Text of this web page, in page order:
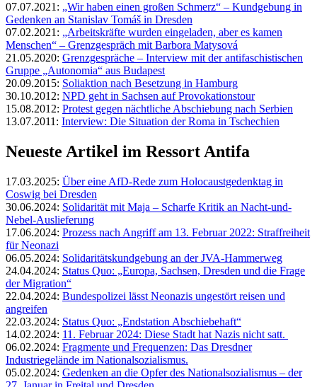
07.07.2021: „Wir haben einen großen Schmerz“ – Kundgebung in
Gedenken an Stanislav Tomáš in Dresden
07.02.2021: „Arbeitskräfte wurden eingeladen, aber es kamen
Menschen“ – Grenzgespräch mit Barbora Matysová
21.05.2020: Grenzgespräche – Interview mit der antifaschistischen
Gruppe „Autonomia“ aus Budapest
20.09.2015: Soliaktion nach Besetzung in Hamburg
30.10.2012: NPD geht in Sachsen auf Provokationstour
15.08.2012: Protest gegen nächtliche Abschiebung nach Serbien
13.07.2011: Interview: Die Situation der Roma in Tschechien
Neueste Artikel im Ressort Antifa
17.03.2025: Über eine AfD-Rede zum Holocaustgedenktag in
Coswig bei Dresden
30.06.2024: Solidarität mit Maja – Scharfe Kritik an Nacht-und-
Nebel-Auslieferung
17.06.2024: Prozess nach Angriff am 13. Februar 2022: Straffreiheit
für Neonazi
06.05.2024: Solidaritätskundgebung an der JVA-Hammerweg
24.04.2024: Status Quo: „Europa, Sachsen, Dresden und die Frage
der Migration“
22.04.2024: Bundespolizei lässt Neonazis ungestört reisen und
angreifen
22.03.2024: Status Quo: „Endstation Abschiebehaft“
14.02.2024: 11. Februar 2024: Diese Stadt hat Nazis nicht satt.
06.02.2024: Fragmente und Frequenzen: Das Dresdner
Industriegelände im Nationalsozialismus.
05.02.2024: Gedenken an die Opfer des Nationalsozialismus – der